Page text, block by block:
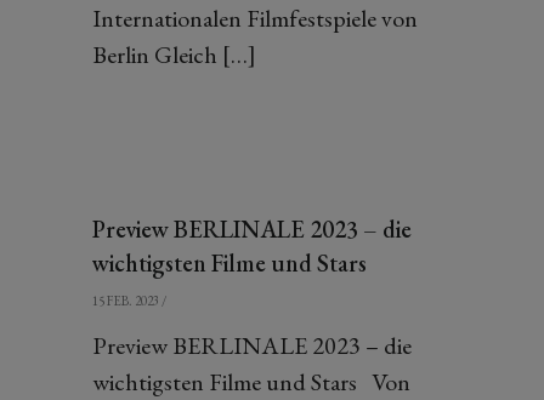
Internationalen Filmfestspiele von
Berlin Gleich […]
Preview BERLINALE 2023 – die
wichtigsten Filme und Stars
15 FEB. 2023 /
Preview BERLINALE 2023 – die
wichtigsten Filme und Stars Von